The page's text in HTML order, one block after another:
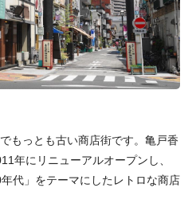
もっとも古い商店街です。亀戸香
年にリニューアルオープンし、
代」をテーマにしたレトロな商店